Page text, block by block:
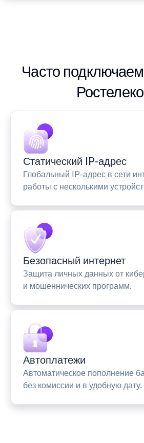
Часто
Статический IP-адрес
Глобальный IP-адрес в сети
работы с несколькими
Безопасный интернет
Защита личных данных от
и мошеннических программ.
Автоплатежи
Автоматическое пополнение
без комиссии и в удобную дату.